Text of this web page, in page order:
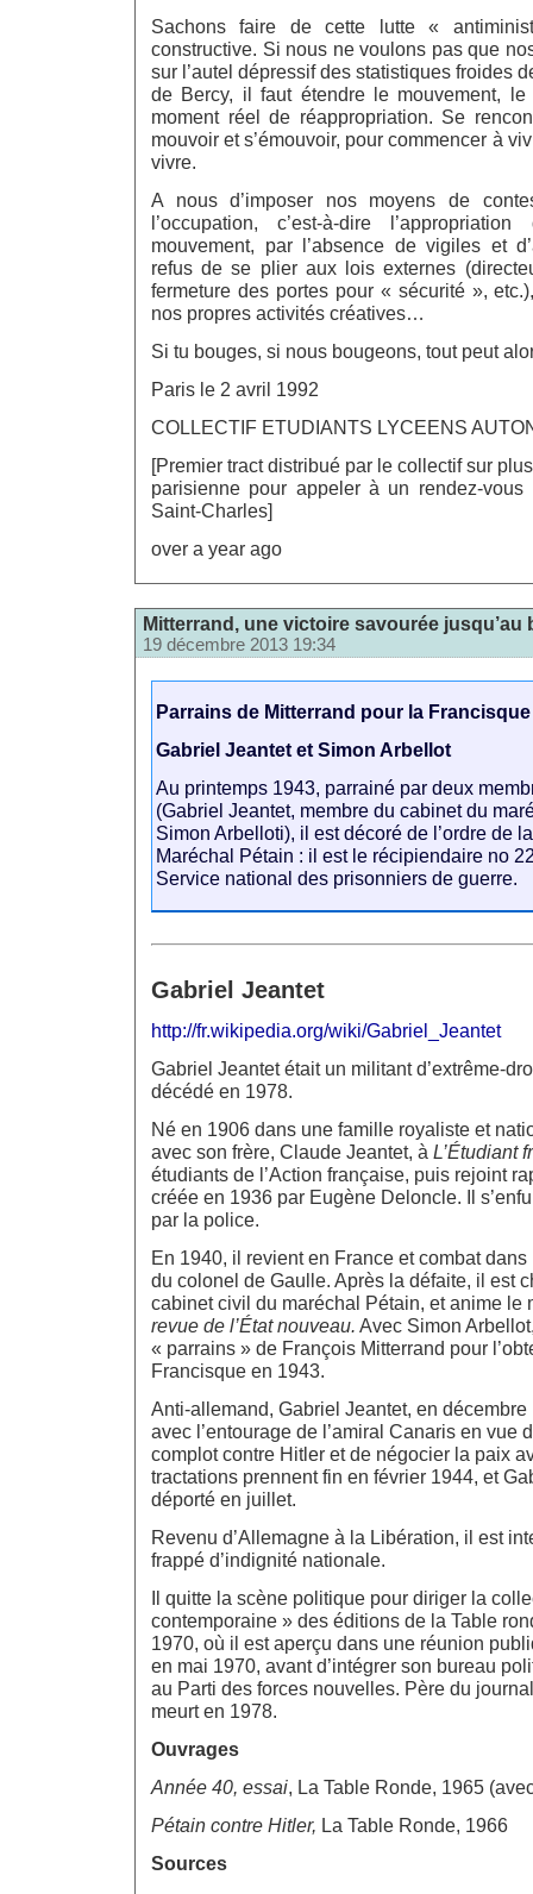
Sachons faire de cette lutte «
constructive. Si nous ne voulons pas que
sur l’autel dépressif des statistiques froides
de Bercy, il faut étendre le mouvement, le
moment réel de réappropriation. Se
mouvoir et s’émouvoir, pour commencer à
vivre.
A nous d’imposer nos moyens de
l’occupation, c’est-à-dire
mouvement, par l’absence de vigiles et
refus de se plier aux lois externes
fermeture des portes pour « sécurité »,
nos propres activités créatives…
Si tu bouges, si nous bougeons, tout peut
Paris le 2 avril 1992
COLLECTIF ETUDIANTS LYCEENS
[Premier tract distribué par le collectif sur
parisienne pour appeler à un rendez-
Saint-Charles]
over a year ago
Mitterrand, une victoire savourée jusqu’au
19 décembre 2013 19:34
Parrains de Mitterrand pour la
Gabriel Jeantet et Simon Arbellot
Au printemps 1943, parrainé par deux
(Gabriel Jeantet, membre du cabinet du
Simon Arbelloti), il est décoré de l’ordre de
Maréchal Pétain : il est le récipiendaire no
Service national des prisonniers de guerre.
Gabriel Jeantet
http://fr.wikipedia.org/wiki/Gabriel_Jeantet
Gabriel Jeantet était un militant d’extrême-
décédé en 1978.
Né en 1906 dans une famille royaliste et
avec son frère, Claude Jeantet, à L’Étudiant
étudiants de l’Action française, puis rejoint
créée en 1936 par Eugène Deloncle. Il
par la police.
En 1940, il revient en France et combat dans
du colonel de Gaulle. Après la défaite, il est
cabinet civil du maréchal Pétain, et anime le
revue de l’État nouveau. Avec Simon
« parrains » de François Mitterrand pour
Francisque en 1943.
Anti-allemand, Gabriel Jeantet, en
avec l’entourage de l’amiral Canaris en vue
complot contre Hitler et de négocier la paix
tractations prennent fin en février 1944, et
déporté en juillet.
Revenu d’Allemagne à la Libération, il est
frappé d’indignité nationale.
Il quitte la scène politique pour diriger la
contemporaine » des éditions de la Table
1970, où il est aperçu dans une réunion
en mai 1970, avant d’intégrer son bureau
au Parti des forces nouvelles. Père du
meurt en 1978.
Ouvrages
Année 40, essai, La Table Ronde, 1965
Pétain contre Hitler, La Table Ronde, 1966
Sources